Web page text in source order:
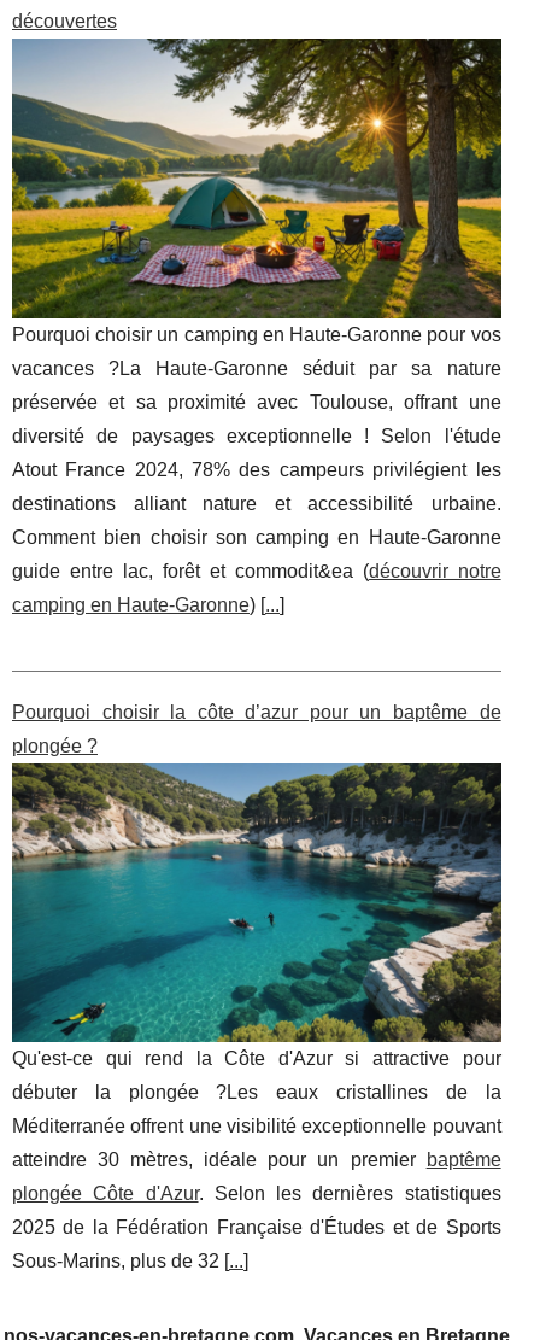
découvertes
Pourquoi choisir un camping en Haute-Garonne pour vos
vacances ?La Haute-Garonne séduit par sa nature
préservée et sa proximité avec Toulouse, offrant une
diversité de paysages exceptionnelle ! Selon l'étude
Atout France 2024, 78% des campeurs privilégient les
destinations alliant nature et accessibilité urbaine.
Comment bien choisir son camping en Haute-Garonne
guide entre lac, forêt et commodit&ea (découvrir notre
camping en Haute-Garonne) [...]
Pourquoi choisir la côte d’azur pour un baptême de
plongée ?
Qu'est-ce qui rend la Côte d'Azur si attractive pour
débuter la plongée ?Les eaux cristallines de la
Méditerranée offrent une visibilité exceptionnelle pouvant
atteindre 30 mètres, idéale pour un premier
baptême
plongée Côte d'Azur. Selon les dernières statistiques
2025 de la Fédération Française d'Études et de Sports
Sous-Marins, plus de 32 [...]